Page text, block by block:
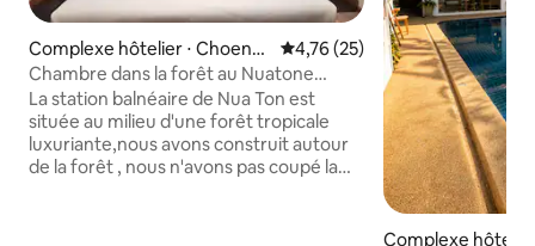
Complexe hôtelier ⋅ Choeng
Thale
Évaluation moyenne sur la
4,76 (25)
Chambre dans la forêt au Nuatone
Resort Bangtao
La station balnéaire de Nua Ton est
située au milieu d'une forêt tropicale
luxuriante,nous avons construit autour
de la forêt , nous n'avons pas coupé la
Complexe hôtelier